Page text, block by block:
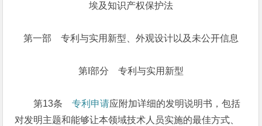
埃及知识产权保护法
第一部 专利与实用新型、外观设计以及未公开信息
第I部分 专利与实用新型
第13条专利申请应附加详细的发明说明书，包括
对发明主题和能够让本领域技术人员实施的最佳方式、